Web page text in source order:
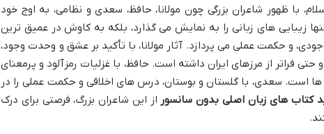
با ظهور شاعران بزرگی چون مولانا، حافظ، سعدی و نظامی، به اوج خود
زیبایی های زبانی را به نمایش می گذارد، بلکه به کاوش در عمیق ترین
و حکمت عملی می پردازد. آثار مولانا، با تأکید بر عشق و وحدت وجود،
حتی فراتر از مرزهای ایران داشته است. حافظ، با غزلیات رمزآلود و پرمعنای
ها است. سعدی، با گلستان و بوستان، درس های اخلاقی و حکمت عملی را در
کتاب های زبان اصلی بدون سانسور از این شاعران بزرگ، فرصتی برای درک